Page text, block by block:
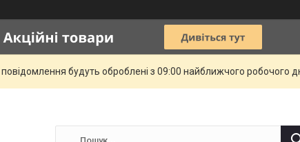
будуть оброблені з 09:00 найближчого робочого